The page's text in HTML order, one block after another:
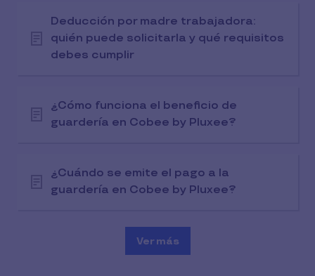
Deducción por madre trabajadora:
quién puede solicitarla y qué requisitos
debes cumplir
¿Cómo funciona el beneficio de
guardería en Cobee by Pluxee?
¿Cuándo se emite el pago a la
guardería en Cobee by Pluxee?
Ver más